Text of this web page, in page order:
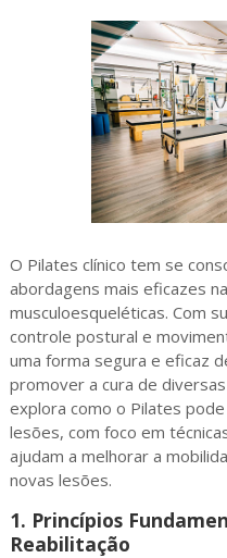
O Pilates clínico tem se
abordagens mais eficazes
musculoesqueléticas. Com
controle postural e
uma forma segura e eficaz
promover a cura de
explora como o Pilates
lesões, com foco em
ajudam a melhorar a
novas lesões.
1. Princípios
Reabilitação